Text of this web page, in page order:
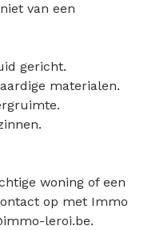
van een
gericht.
materialen.
woning of een
op met Immo
leroi.be.